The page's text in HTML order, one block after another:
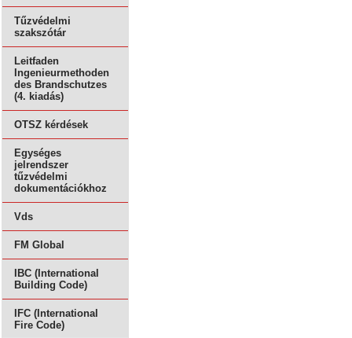
Tűzvédelmi
szakszótár
Leitfaden
Ingenieurmethoden
des Brandschutzes
(4. kiadás)
OTSZ kérdések
Egységes
jelrendszer
tűzvédelmi
dokumentációkhoz
Vds
FM Global
IBC (International
Building Code)
IFC (International
Fire Code)